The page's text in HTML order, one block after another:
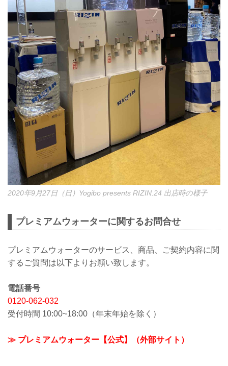
2020年9月27日（日）Yogibo presents RIZIN.24 出店時の様子
プレミアムウォーターに関するお問合せ
プレミアムウォーターのサービス、商品、ご契約内容に関
するご質問は以下よりお願い致します。
電話番号
0120-062-032
受付時間 10:00~18:00（年末年始を除く）
≫ プレミアムウォーター【公式】（外部サイト）